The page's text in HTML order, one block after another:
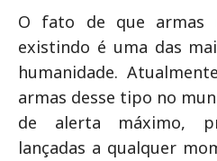
O fato de que armas
existindo é uma das
humanidade.
armas desse tipo no
de alerta máximo,
lançadas a qualquer